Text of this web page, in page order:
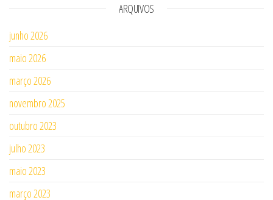
ARQUIVOS
junho 2026
maio 2026
março 2026
novembro 2025
outubro 2023
julho 2023
maio 2023
março 2023